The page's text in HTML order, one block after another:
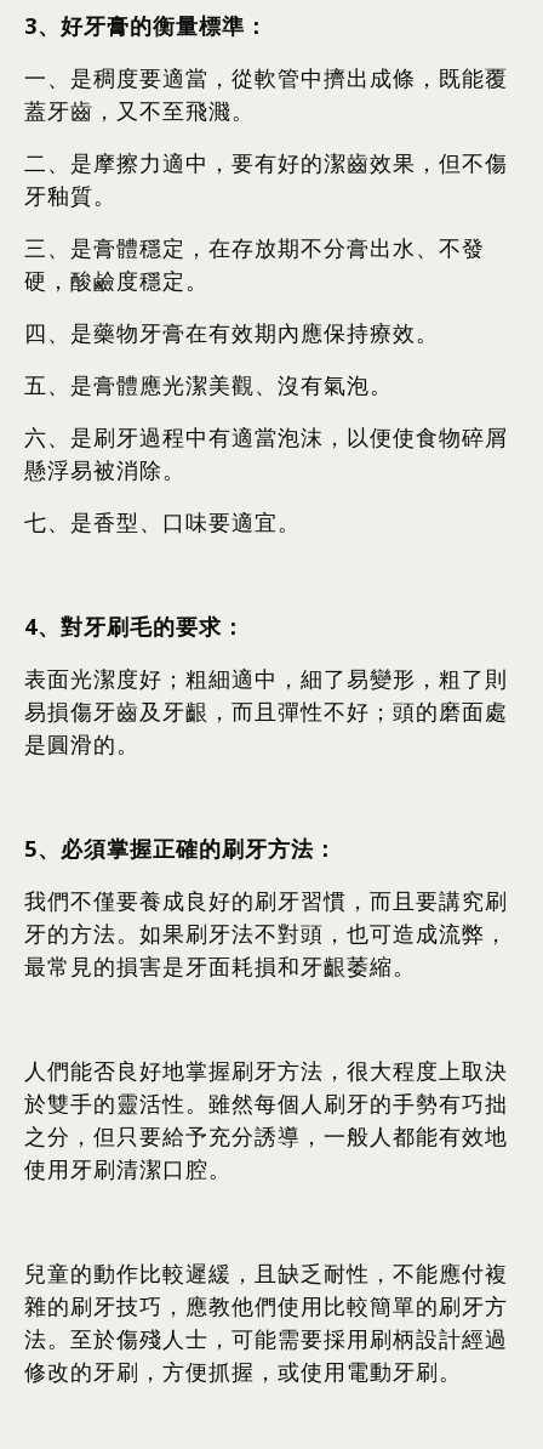
3、好牙膏的衡量標準：
一、是稠度要適當，從軟管中擠出成條，既能覆
蓋牙齒，又不至飛濺。
二、是摩擦力適中，要有好的潔齒效果，但不傷
牙釉質。
三、是膏體穩定，在存放期不分膏出水、不發
硬，酸鹼度穩定。
四、是藥物牙膏在有效期內應保持療效。
五、是膏體應光潔美觀、沒有氣泡。
六、是刷牙過程中有適當泡沫，以便使食物碎屑
懸浮易被消除。
七、是香型、口味要適宜。
4、對牙刷毛的要求：
表面光潔度好；粗細適中，細了易變形，粗了則
易損傷牙齒及牙齦，而且彈性不好；頭的磨面處
是圓滑的。
5、必須掌握正確的刷牙方法：
我們不僅要養成良好的刷牙習慣，而且要講究刷
牙的方法。如果刷牙法不對頭，也可造成流弊，
最常見的損害是牙面耗損和牙齦萎縮。
人們能否良好地掌握刷牙方法，很大程度上取決
於雙手的靈活性。雖然每個人刷牙的手勢有巧拙
之分，但只要給予充分誘導，一般人都能有效地
使用牙刷清潔口腔。
兒童的動作比較遲緩，且缺乏耐性，不能應付複
雜的刷牙技巧，應教他們使用比較簡單的刷牙方
法。至於傷殘人士，可能需要採用刷柄設計經過
修改的牙刷，方便抓握，或使用電動牙刷。